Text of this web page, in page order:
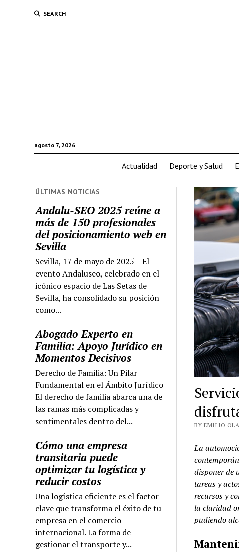
SEARCH
agosto 7, 2026
Actualidad Deporte y Salud
ÚLTIMAS NOTICIAS
Andalu-SEO 2025 reúne a
más de 150 profesionales
del posicionamiento web en
Sevilla
Sevilla, 17 de mayo de 2025 – El
evento Andaluseo, celebrado en el
icónico espacio de Las Setas de
Sevilla, ha consolidado su posición
como...
Abogado Experto en
Familia: Apoyo Jurídico en
Momentos Decisivos
Derecho de Familia: Un Pilar
Fundamental en el Ámbito Jurídico
El derecho de familia abarca una de
las ramas más complicadas y
sentimentales dentro del...
Cómo una empresa
transitaria puede
optimizar tu logística y
reducir costos
Una logística eficiente es el factor
clave que transforma el éxito de tu
empresa en el comercio
internacional. La forma de
gestionar el transporte y...
BY EMILIO
La
disponer de
tareas y
recursos y
la claridad
pudiendo